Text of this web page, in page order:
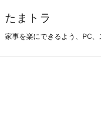
たまトラ
家事を楽にできるよう、PC